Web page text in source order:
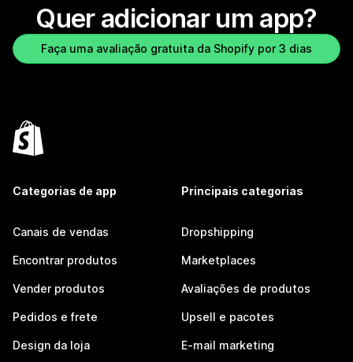
Quer adicionar um app?
Faça uma avaliação gratuita da Shopify por 3 dias
Categorias de app
Canais de vendas
Encontrar produtos
Vender produtos
Pedidos e frete
Design da loja
Principais categorias
Dropshipping
Marketplaces
Avaliações de produtos
Upsell e pacotes
E-mail marketing